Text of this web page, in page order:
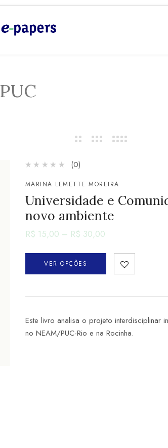
PUC
(0)
MARINA LEMETTE MOREIRA
Universidade e
novo ambiente
R$ 15,00 – R$ 30,00
VER OPÇÕES
Este livro analisa o projeto interdisciplinar
no NEAM/PUC-Rio e na Rocinha.